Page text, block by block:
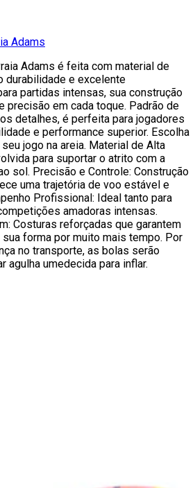
Adams
Adams é feita com material de
durabilidade e excelente
partidas intensas, sua construção
precisão em cada toque. Padrão de
detalhes, é perfeita para jogadores
e performance superior. Escolha
jogo na areia. Material de Alta
para suportar o atrito com a
sol. Precisão e Controle: Construção
uma trajetória de voo estável e
Profissional: Ideal tanto para
amadoras intensas.
Costuras reforçadas que garantem
sua forma por muito mais tempo. Por
no transporte, as bolas serão
agulha umedecida para inflar.